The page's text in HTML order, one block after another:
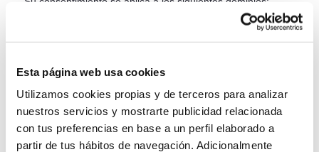
Esta página web usa cookies
Utilizamos cookies propias y de terceros para analizar
nuestros servicios y mostrarte publicidad relacionada
con tus preferencias en base a un perfil elaborado a
partir de tus hábitos de navegación. Adicionalmente
Tu estado actual: Permitir todas.
consentimiento: WDi8ZnkU5Ia53TUaFO6nkt4/Q992XGfzRV
29 de mayo de 2025, 17:06:22 CEST
Cambiar tu consentimiento|Retirar tu consentimiento
Declaración de cookies actualizada por última vez el